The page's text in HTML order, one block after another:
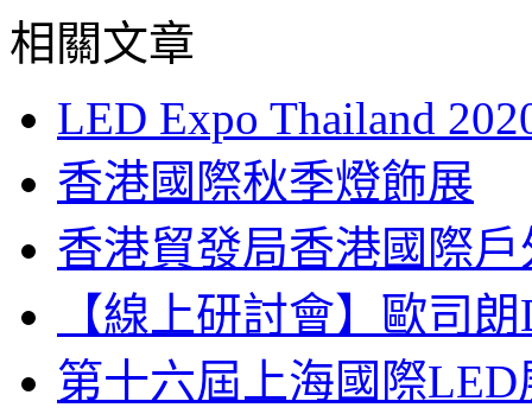
相關文章
LED Expo Thailand
香港國際秋季燈飾展
香港貿發局香港國際
【線上研討會】歐司
第十六屆上海國際LED